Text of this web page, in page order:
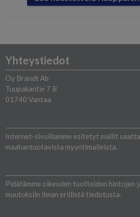
Yhteystiedot
Oy Brandt Ab
Tuupakantie 7 B
01740 Vantaa
Internet-sivuillamme esitetyt mallit
maahantuotavista myyntimalleista.
Pidätämme oikeuden tuotteiden hintojen
muutoksiin ilman erillistä tiedotusta.